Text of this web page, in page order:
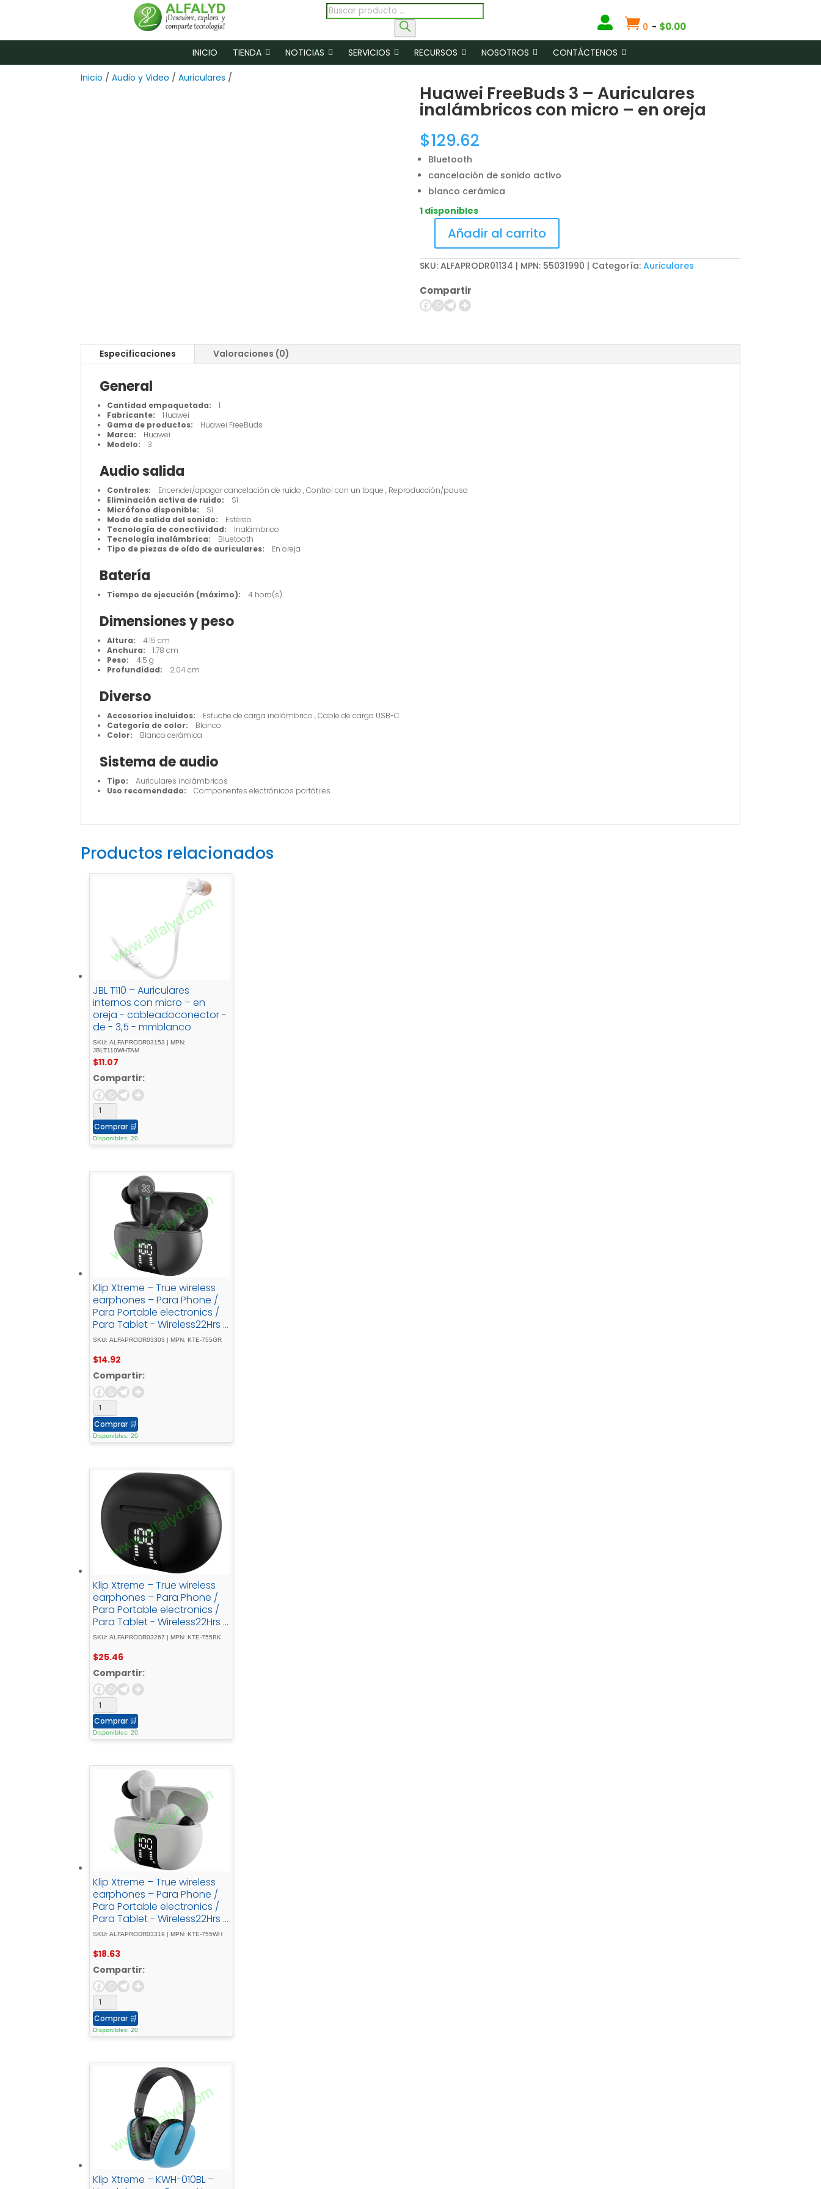
Búsqueda
productos
  0 - $0.00
INICIO TIENDA NOTICIAS SERVICIOS RECURSOS NOSOTROS CONTÁCTENOS
Inicio / Audio y Video / Auriculares /
Huawei FreeBuds 3 – Auriculares
inalámbricos con micro – en oreja
$129.62
Bluetooth
cancelación de sonido activo
blanco cerámica
1 disponibles
Huawei
3
Auriculares
inalámbricos
en
Añadir al carrito
SKU: ALFAPRODR01134 | MPN: 55031990 Categoría: Auriculares
Compartir
Especificaciones Valoraciones (0)
General
Cantidad empaquetada: 1
Fabricante: Huawei
Gama de productos: Huawei FreeBuds
Marca: Huawei
Modelo: 3
Audio salida
Controles: Encender/apagar cancelación de ruido , Control con un toque , Reproducción/pausa
Eliminación activa de ruido: Sí
Micrófono disponible: Sí
Modo de salida del sonido: Estéreo
Tecnología de conectividad: Inalámbrico
Tecnología inalámbrica: Bluetooth
Tipo de piezas de oído de auriculares: En oreja
Batería
Tiempo de ejecución (máximo): 4 hora(s)
Dimensiones y peso
Altura: 4.15 cm
Anchura: 1.78 cm
Peso: 4.5 g
Profundidad: 2.04 cm
Diverso
Accesorios incluidos: Estuche de carga inalámbrico , Cable de carga USB-C
Categoría de color: Blanco
Color: Blanco cerámica
Sistema de audio
Tipo: Auriculares inalámbricos
Uso recomendado: Componentes electrónicos portátiles
Productos relacionados
JBL T110 – Auriculares
internos con micro – en
oreja - cableadoconector -
de - 3,5 - mmblanco
SKU: ALFAPRODR03153 | MPN:
JBLT110WHTAM
$11.07
Compartir:
Comprar 🛒
Disponibles: 20
Klip Xtreme – True wireless
earphones – Para Phone /
Para Portable electronics /
Para Tablet - Wireless22Hrs -
ANC - Gray
SKU: ALFAPRODR03303 | MPN: KTE-755GR
$14.92
Compartir:
Comprar 🛒
Disponibles: 20
Klip Xtreme – True wireless
earphones – Para Phone /
Para Portable electronics /
Para Tablet - Wireless22Hrs -
ANC - Black
SKU: ALFAPRODR03267 | MPN: KTE-755BK
$25.46
Compartir:
Comprar 🛒
Disponibles: 20
Klip Xtreme – True wireless
earphones – Para Phone /
Para Portable electronics /
Para Tablet - Wireless22Hrs -
ANC - White
SKU: ALFAPRODR03319 | MPN: KTE-755WH
$18.63
Compartir:
Comprar 🛒
Disponibles: 20
Klip Xtreme – KWH-010BL –